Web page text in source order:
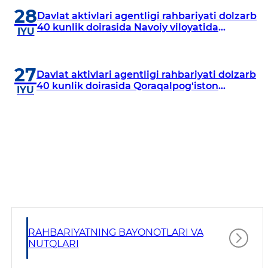
28
IYU
Davlat aktivlari agentligi rahbariyati dolzarb
40 kunlik doirasida Navoiy viloyatida
27
IYU
Davlat aktivlari agentligi rahbariyati dolzarb
40 kunlik doirasida Qoraqalpog‘iston
RAHBARIYATNING BAYONOTLARI VA
NUTQLARI